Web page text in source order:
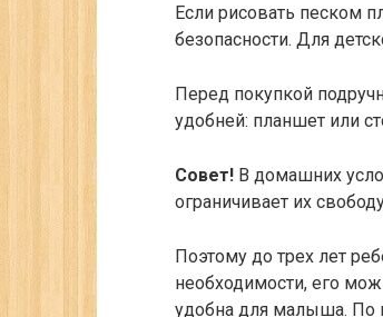
Если рисовать песком
безопасности. Для
Перед покупкой
удобней: планшет или
Совет! В домашних
ограничивает их
Поэтому до трех лет
необходимости, его
удобна для малыша. По